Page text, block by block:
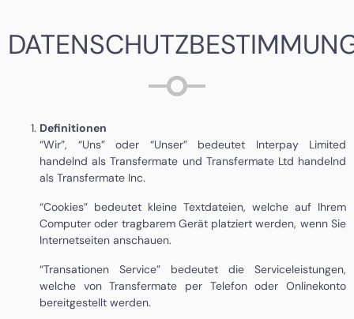
Definitionen
“Wir”, “Uns” oder “Unser” bedeutet Interpay Limited
handelnd als Transfermate und Transfermate Ltd handelnd
als Transfermate Inc.
“Cookies” bedeutet kleine Textdateien, welche auf Ihrem
Computer oder tragbarem Gerät platziert werden, wenn Sie
Internetseiten anschauen.
“Transationen Service” bedeutet die Serviceleistungen,
welche von Transfermate per Telefon oder Onlinekonto
bereitgestellt werden.